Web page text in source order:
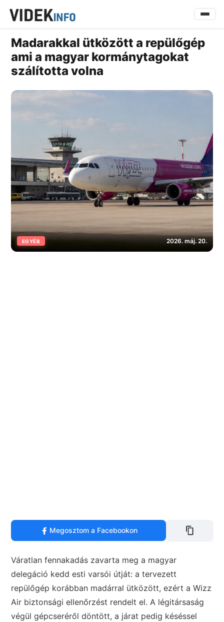
Madarakkal ütközött a repülőgép
ami a magyar kormánytagokat
szálította volna
EGYÉB 2026. máj. 20.
Megosztom a Facebookon
Váratlan fennakadás zavarta meg a magyar
delegáció kedd esti varsói útját: a tervezett
repülőgép korábban madárral ütközött, ezért a Wizz
Air biztonsági ellenőrzést rendelt el. A légitársaság
végül gépcseréről döntött, a járat pedig késéssel